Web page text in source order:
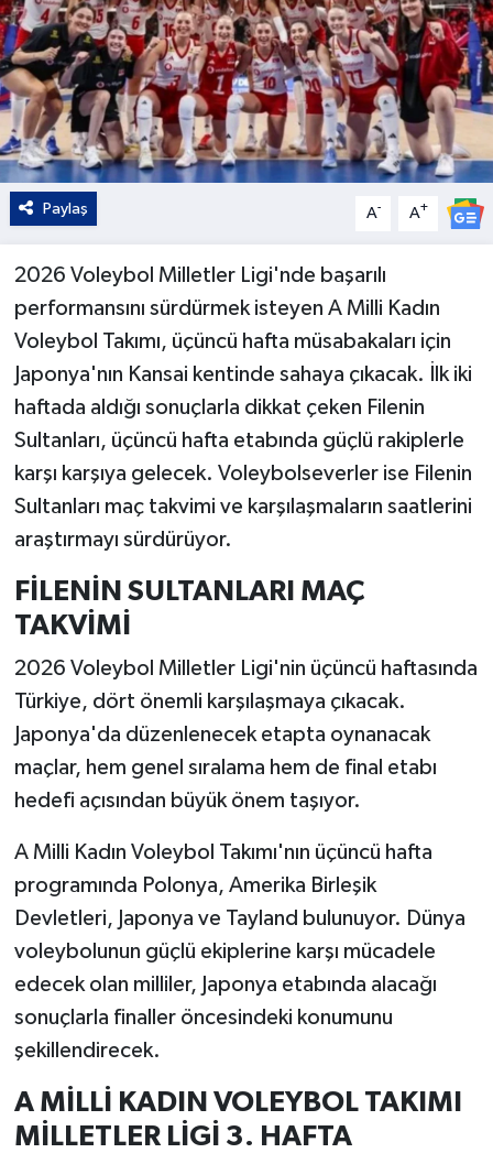
Paylaş A- A+
2026 Voleybol Milletler Ligi'nde başarılı
performansını sürdürmek isteyen A Milli Kadın
Voleybol Takımı, üçüncü hafta müsabakaları için
Japonya'nın Kansai kentinde sahaya çıkacak. İlk iki
haftada aldığı sonuçlarla dikkat çeken Filenin
Sultanları, üçüncü hafta etabında güçlü rakiplerle
karşı karşıya gelecek. Voleybolseverler ise Filenin
Sultanları maç takvimi ve karşılaşmaların saatlerini
araştırmayı sürdürüyor.
FİLENİN SULTANLARI MAÇ
TAKVİMİ
2026 Voleybol Milletler Ligi'nin üçüncü haftasında
Türkiye, dört önemli karşılaşmaya çıkacak.
Japonya'da düzenlenecek etapta oynanacak
maçlar, hem genel sıralama hem de final etabı
hedefi açısından büyük önem taşıyor.
A Milli Kadın Voleybol Takımı'nın üçüncü hafta
programında Polonya, Amerika Birleşik
Devletleri, Japonya ve Tayland bulunuyor. Dünya
voleybolunun güçlü ekiplerine karşı mücadele
edecek olan milliler, Japonya etabında alacağı
sonuçlarla finaller öncesindeki konumunu
şekillendirecek.
A MİLLİ KADIN VOLEYBOL TAKIMI
MİLLETLER LİGİ 3. HAFTA